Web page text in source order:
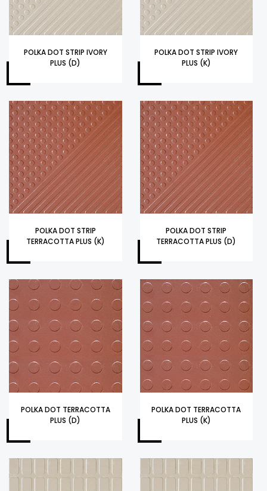
POLKA DOT STRIP IVORY
PLUS (D)
POLKA DOT STRIP IVORY
PLUS (K)
POLKA DOT STRIP
TERRACOTTA PLUS (K)
POLKA DOT STRIP
TERRACOTTA PLUS (D)
POLKA DOT TERRACOTTA
PLUS (D)
POLKA DOT TERRACOTTA
PLUS (K)